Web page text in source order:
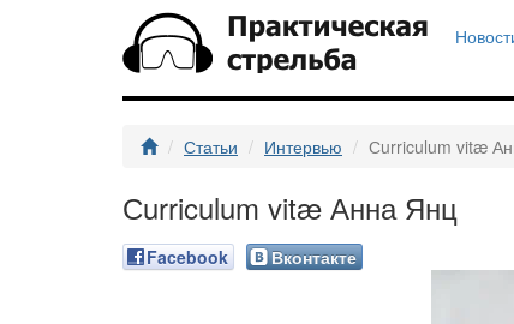
Статьи Интервью Сurriculum vitæ
Сurriculum vitæ Анна Янц
Facebook Вконтакте